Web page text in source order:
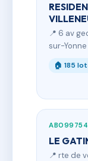
📍 6 av
sur-Yonne
🏠 185
LE
📍 rte de